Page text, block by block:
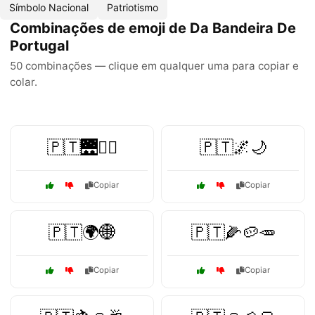
Símbolo Nacional Patriotismo
Combinações de emoji de Da Bandeira De
Portugal
50 combinações — clique em qualquer uma para copiar e
colar.
🇵🇹🌉🚶‍♀️
Copiar
🇵🇹🌌🌙
Copiar
🇵🇹🌍🌐
Copiar
🇵🇹🌽🥔🥕
Copiar